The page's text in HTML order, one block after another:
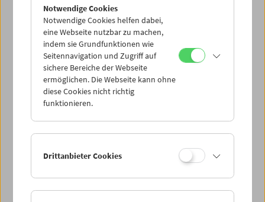
Di 26.7.
Mi 27.7.
Do 28.7.
Sa 30.7.
Notwendige Cookies
Notwendige Cookies helfen dabei,
eine Webseite nutzbar zu machen,
indem sie Grundfunktionen wie
Seitennavigation und Zugriff auf
sichere Bereiche der Webseite
ermöglichen. Die Webseite kann ohne
diese Cookies nicht richtig
funktionieren.
Drittanbieter Cookies